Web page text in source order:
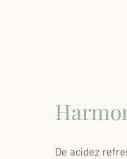
De acidez